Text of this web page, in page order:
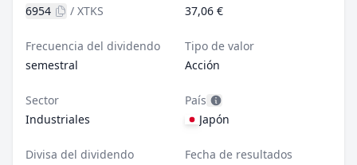
6954
/ XTKS
37,06 €
Frecuencia del dividendo
semestral
Tipo de valor
Acción
Sector
Industriales
País
Japón
Divisa del dividendo
Fecha de resultados